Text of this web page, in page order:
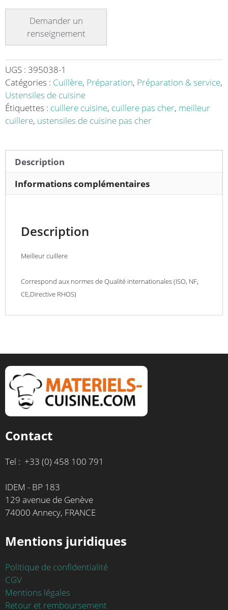
cuisine
oblique
inox
380
mm
UGS : 395038-1
Catégories : Cuillère, Préparation, Préparation & service,
Ustensiles de cuisine
Étiquettes : cuillere cuisine, cuillere pas cher, meilleur
cuillere, ustensiles de cuisine pas cher
Description
Informations complémentaires
Description
Meilleur cuillere
Correspond aux normes de Qualité internationales (ISO, NF,
CE,Directive RHOS)
Contact
Tel : +33 (0) 458 100 791
IDEM - BP 183
129 avenue de Genève
74000 Annecy, FRANCE
Mentions juridiques
Politique de confidentialité
CGV
Mentions légales
Retour et remboursement